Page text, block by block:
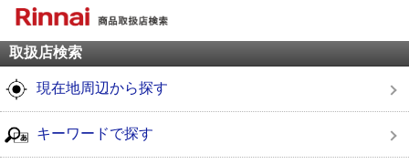
取扱店検索
現在地周辺から探す
キーワードで探す